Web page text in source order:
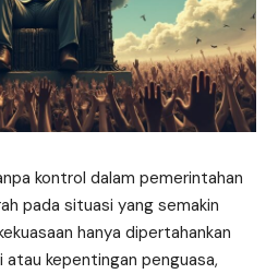
kontrol dalam pemerintahan
pada situasi yang semakin
hanya dipertahankan
kepentingan penguasa,